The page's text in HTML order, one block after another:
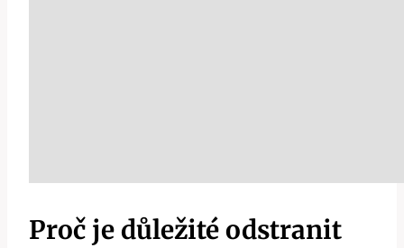
Proč je ‌důležité odstranit⁢